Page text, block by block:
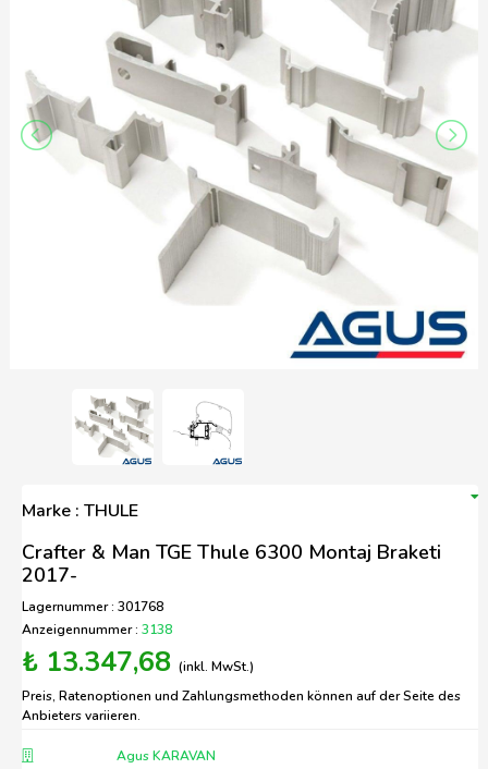
Marke : THULE
Crafter & Man TGE Thule 6300 Montaj Braketi
2017-
Lagernummer : 301768
Anzeigennummer : 3138
₺ 13.347,68 (inkl. MwSt.)
Preis, Ratenoptionen und Zahlungsmethoden können auf der Seite des
Anbieters variieren.
Agus KARAVAN